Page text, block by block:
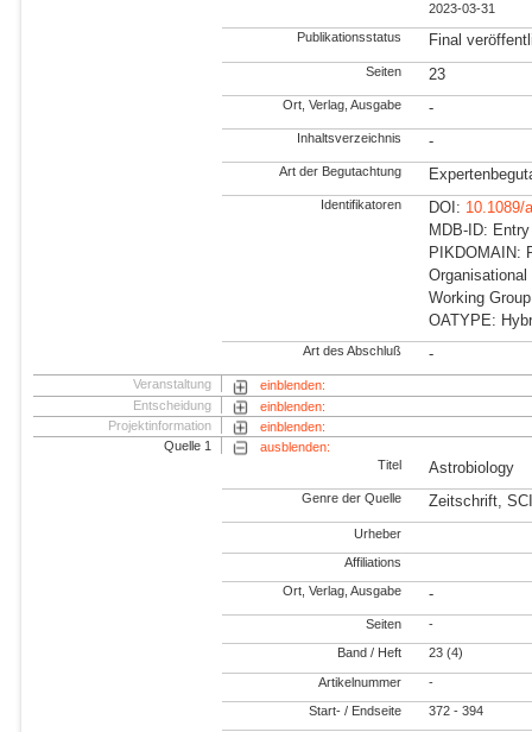
2023-03-31
Publikationsstatus Final
Seiten 23
Ort, Verlag, Ausgabe -
Inhaltsverzeichnis -
Art der Begutachtung
Identifikatoren DOI: 10.1089/
MDB-ID:
PIKDOMAIN:
Working
OATYPE:
Art des Abschluß -
Veranstaltung
einblenden:
Entscheidung
einblenden:
Projektinformation
einblenden:
Quelle 1
ausblenden:
Titel
Astrobiology
Genre der Quelle Zeitschrift,
Urheber
Affiliations
Ort, Verlag, Ausgabe -
Seiten -
Band / Heft 23 (4)
Artikelnummer -
Start- / Endseite 372 - 394